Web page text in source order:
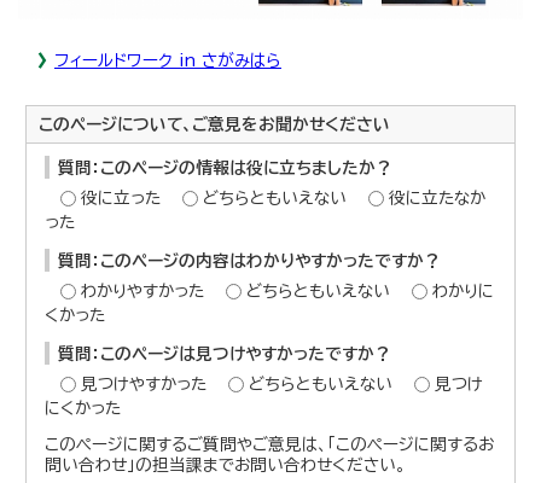
フィールドワーク in さがみはら
このページについて、ご意見をお聞かせください
質問：このページの情報は役に立ちましたか？
役に立った
どちらともいえない
役に立たなか
った
質問：このページの内容はわかりやすかったですか？
わかりやすかった
どちらともいえない
わかりに
くかった
質問：このページは見つけやすかったですか？
見つけやすかった
どちらともいえない
見つけ
にくかった
このページに関するご質問やご意見は、「このページに関するお
問い合わせ」の担当課までお問い合わせください。